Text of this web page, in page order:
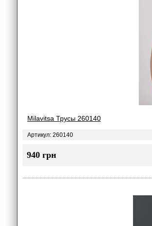
Milavitsa Трусы 260140
Артикул: 260140
940 грн